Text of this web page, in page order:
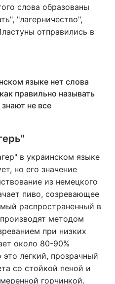
слова образованы
"лагерничество",
отправились в
языке нет слова
правильно называть
не все
в украинском языке
но его значение
из немецкого
пиво, созревающее
распространенный в
методом
при низких
около 80-90%
легкий, прозрачный
со стойкой пеной и
горчинкой.